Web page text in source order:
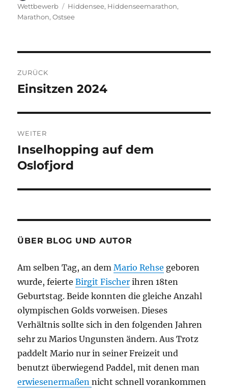
am
Wettbewerb
Schlagwörter
Hiddensee, Hiddenseemarathon,
Marathon,Ostsee
ZURÜCK
Vorheriger
Einsitzen 2024
WEITER
Nächster
Beitrag:
Inselhopping auf dem
Oslofjord
ÜBER BLOG UND AUTOR
Am selben Tag, an demMario Rehse geboren
wurde, feierteBirgit Fischer ihren 18ten
Geburtstag. Beide konnten die gleiche Anzahl
olympischen Golds vorweisen. Dieses
Verhältnis sollte sich in den folgenden Jahren
sehr zu Marios Ungunsten ändern. Aus Trotz
paddelt Mario nur in seiner Freizeit und
benutzt überwiegend Paddel, mit denen man
erwiesenermaßennicht schnell vorankommen